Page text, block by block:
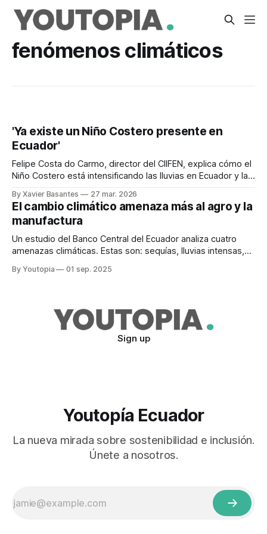
fenómenos climáticos
'Ya existe un Niño Costero presente en
Ecuador'
Felipe Costa do Carmo, director del CIIFEN, explica cómo el
Niño Costero está intensificando las lluvias en Ecuador y la
By Xavier Basantes 27 mar. 2026
El cambio climático amenaza más al agro y la
manufactura
Un estudio del Banco Central del Ecuador analiza cuatro
amenazas climáticas. Estas son: sequías, lluvias intensas,
By Youtopia 01 sep. 2025
Sign up
Youtopía Ecuador
La nueva mirada sobre sostenibilidad e inclusión.
Únete a nosotros.